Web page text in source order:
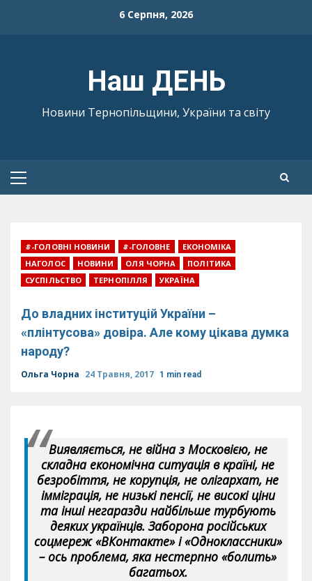
6 Серпня, 2026
Наш ДЕНЬ
Новини Тернопільщини, України та світу
Primary
#-ГОЛОВНІ НОВИНИ #-ГОЛОВНЕ
ЕКОНОМІКА
НАГОЛОС
НОВИНИ ОЛЯ ЧОРНА
ПОЛІТИКА
СУСПІЛЬСТВО
ТЕРНОПІЛЛЯ УКРАЇНА
До владних інституцій України –
«плінтусова» довіра. Але кому цікава думка
народу?
Ольга Чорна 24 Травня, 2017 1 min read
Виявляється, не війна з Московією, не
складна економічна ситуація в країні, не
безробіття, не корупція, не олігархат, не
імміграція, не низькі пенсії, не високі ціни
та інші негаразди найбільше турбують
деяких українців. Заборона російських
соцмереж «ВКонтакте» і «Одноклассники»
– ось проблема, яка нестерпно «болить»
багатьох.